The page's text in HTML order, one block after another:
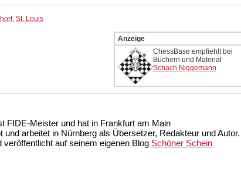
, St. Louis
Anzeige
ChessBase empfiehlt bei
Büchern und Material
Schach Niggemann
FIDE-Meister und hat in Frankfurt am Main
arbeitet in Nürnberg als Übersetzer, Redakteur und Autor.
auf seinem eigenen Blog Schöner Schein